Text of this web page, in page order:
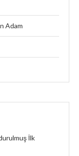
Adam
İlk